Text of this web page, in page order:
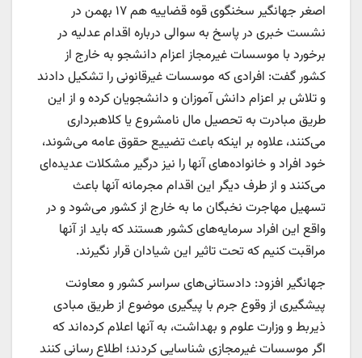
اصغر جهانگیر سخنگوی قوه قضاییه هم ۱۷ بهمن در
نشست خبری در پاسخ به سوالی درباره اقدام عدلیه در
برخورد با موسسات غیرمجاز اعزام دانشجو به خارج از
کشور گفت: افرادی که موسسات غیرقانونی را تشکیل دادند
و تلاش بر اعزام دانش آموزان و دانشجویان کرده و از این
طریق مبادرت به تحصیل مال نامشروع یا کلاهبرداری
می‌کنند، علاوه بر اینکه باعث تضییع حقوق عامه می‌شوند،
خود افراد و خانواده‌های آنها را نیز درگیر مشکلات عدیده‌ای
می‌کنند و از طرف دیگر این اقدام مجرمانه آنها باعث
تسهیل مهاجرت نخبگان ما به خارج از کشور می‌شود و در
واقع این افراد سرمایه‌های کشور هستند که باید از آنها
مراقبت کنیم که تحت تاثیر این شیادان قرار نگیرند.
جهانگیر افزود: دادستانی‌های سراسر کشور و معاونت
پیشگیری از وقوع جرم با پیگیری موضوع از طریق مبادی
ذیربط و وزارت علوم و بهداشت، به آنها اعلام کرده‌اند که
اگر موسسات غیرمجازی شناسایی کردند؛ اطلاع رسانی کنند